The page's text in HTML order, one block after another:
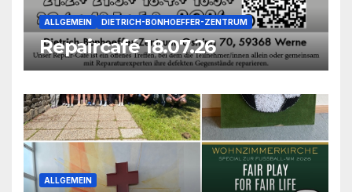
ALLGEMEIN DIETRICH-BONHOEFFER-ZENTRUM
Repaircafé 18.07.26
ALLGEMEIN